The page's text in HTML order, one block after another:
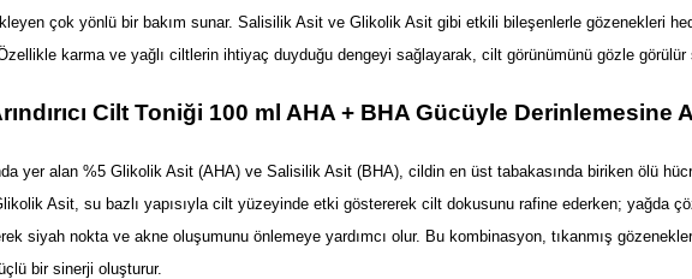
çok yönlü bir bakım sunar. Salisilik Asit ve Glikolik Asit gibi etkili bileşenlerle gözenekleri
karma ve yağlı ciltlerin ihtiyaç duyduğu dengeyi sağlayarak, cilt görünümünü gözle görülür
Cilt Toniği 100 ml AHA + BHA Gücüyle Derinlemesine
yer alan %5 Glikolik Asit (AHA) ve Salisilik Asit (BHA), cildin en üst tabakasında biriken ölü
Asit, su bazlı yapısıyla cilt yüzeyinde etki göstererek cilt dokusunu rafine ederken; yağda
siyah nokta ve akne oluşumunu önlemeye yardımcı olur. Bu kombinasyon, tıkanmış
bir sinerji oluşturur.